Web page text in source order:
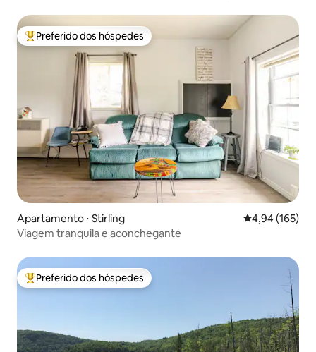
Entre os melhores preferidos dos hóspedes
Preferido dos hóspedes
Apartamento ⋅ Stirling 4,94 de uma
4,94 (165)
Viagem tranquila e aconchegante
Entre os melhores preferidos dos hóspedes
Preferido dos hóspedes